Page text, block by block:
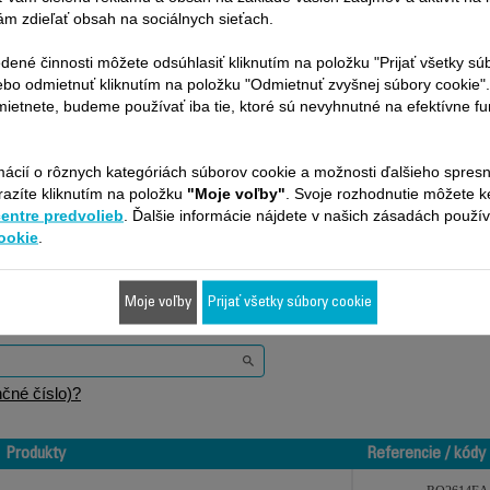
Je vhodné pre 3 produktov
s vaším zariadením / produktom. Zadajte prosím kód vášho
číslo)?
Produkty Referencie /
zdieľať obsah na sociálnych sieťach.
činnosti môžete odsúhlasiť kliknutím na položku "Prijať všetky
odmietnuť kliknutím na položku "Odmietnuť zvyšnej súbory
budeme používať iba tie, ktoré sú nevyhnutné na efektívne
o rôznych kategóriách súborov cookie a možnosti ďalšieho
kliknutím na položku "Moje voľby" . Svoje rozhodnutie môžete
predvolieb . Ďalšie informácie nájdete v našich zásadách
Moje voľby Prijať všetky súbory cookie